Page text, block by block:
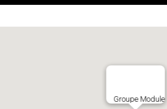
Groupe Module